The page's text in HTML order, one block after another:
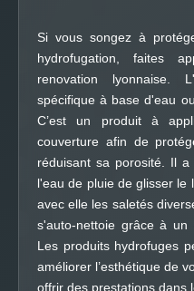
Si vous songez à
hydrofugation, faites
renovation lyonnaise.
spécifique à base d'eau
C’est un produit à
couverture afin de
réduisant sa porosité. Il
l'eau de pluie de glisser
avec elle les saletés
s'auto-nettoie grâce à un
Les produits hydrofuges
améliorer l’esthétique de
offrir des prestations dans